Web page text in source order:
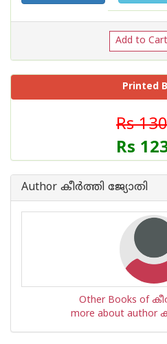
Add to Cart
Printed
Rs
Rs
Author കീർത്തി ജ്യോതി
Other Books of
more about author